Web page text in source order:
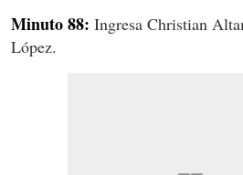
Minuto 88: Ingresa Christian
López.